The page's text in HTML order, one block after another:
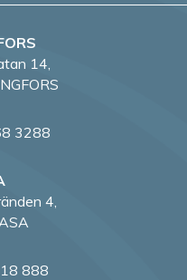
14,
3288
4,
888